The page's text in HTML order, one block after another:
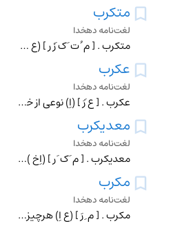
متکرب
لغت‌نامه دهخدا
متکرب . [ م ُ ت َ ک َرْ رِ ] (ع ص ) کرابه چیننده . (آنندراج ) (از منتهی الارب ) (از اقرب الموارد). چیننده ٔ خرمای کرابه . (ناظم الاطباء). رجوع به تکرب شود.
عکرب
لغت‌نامه دهخدا
عکرب . [ ع َرَ ] (اِ) نوعی از خرشف بری است . (الفاظ الادویه ).
معدیکرب
لغت‌نامه دهخدا
معدیکرب . [ م َ ک َ رِ ] (اِخ ) ابن الیفع یثع، از ملوک جاهلی یمانی قدیم است . بعضی از محققان زمان حیات او را در قرن پنجم و بعضی دیگر در حدود قرن دهم قبل از میلا
مکرب
لغت‌نامه دهخدا
مکرب . [ م ِ رَ ] (ع اِ) هرچیزی که بدان زمین را جهت کشت شیار کنند. (ناظم الاطباء). ابزار شیار کردن زمین . (از ذیل اقرب الموارد).